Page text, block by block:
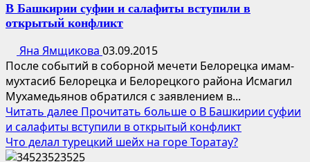
В Башкирии суфии и салафиты вступили в
открытый конфликт
Яна Ямщикова 03.09.2015
После событий в соборной мечети Белорецка имам-
мухтасиб Белорецка и Белорецкого района Исмагил
Мухамедьянов обратился с заявлением в...
Читать далее Прочитать больше о В Башкирии суфии
и салафиты вступили в открытый конфликт
Что делал турецкий шейх на горе Торатау?